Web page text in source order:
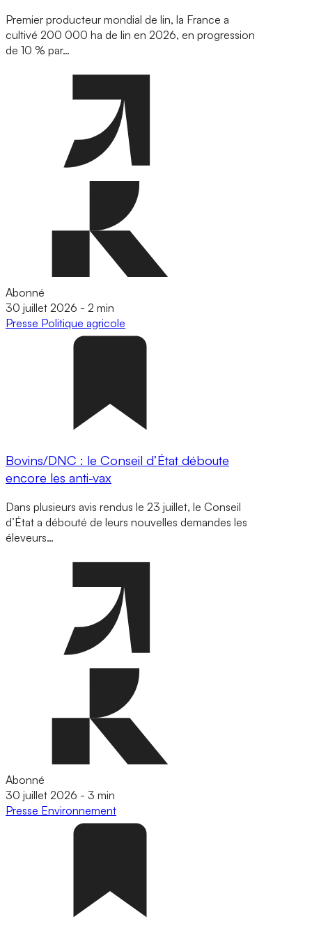
Premier producteur mondial de lin, la France a
cultivé 200 000 ha de lin en 2026, en progression
de 10 % par…
Abonné
30 juillet 2026 - 2 min
Presse Politique agricole
Bovins/DNC : le Conseil d’État déboute
encore les anti-vax
Dans plusieurs avis rendus le 23 juillet, le Conseil
d’État a débouté de leurs nouvelles demandes les
éleveurs…
Abonné
30 juillet 2026 - 3 min
Presse Environnement